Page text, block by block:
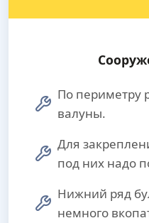
По периметру
валуны.
Для
под них надо
Нижний ряд
немного